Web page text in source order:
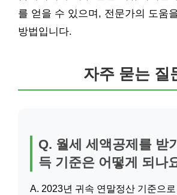
를 얻을 수 있으며, 전문가의 도움
방법입니다.
자주 묻는 질
Q. 월세 세액공제를 받
득 기준은 어떻게 되나
A. 2023년 귀속 연말정산 기준으